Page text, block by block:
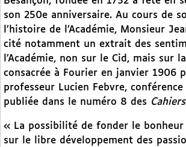
son 250e anniversaire. Au cours de
l’histoire de l’Académie, Monsieur
cité notamment un extrait des
l’Académie, non sur le Cid, mais sur
consacrée à Fourier en janvier 1906
professeur Lucien Febvre,
publiée dans le numéro 8 des Cahiers
« La possibilité de fonder le bonheur
sur le libre développement des